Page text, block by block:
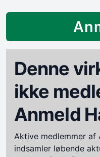
Denne
ikke
Anmeld
Aktive medlemmer
indsamler løbende